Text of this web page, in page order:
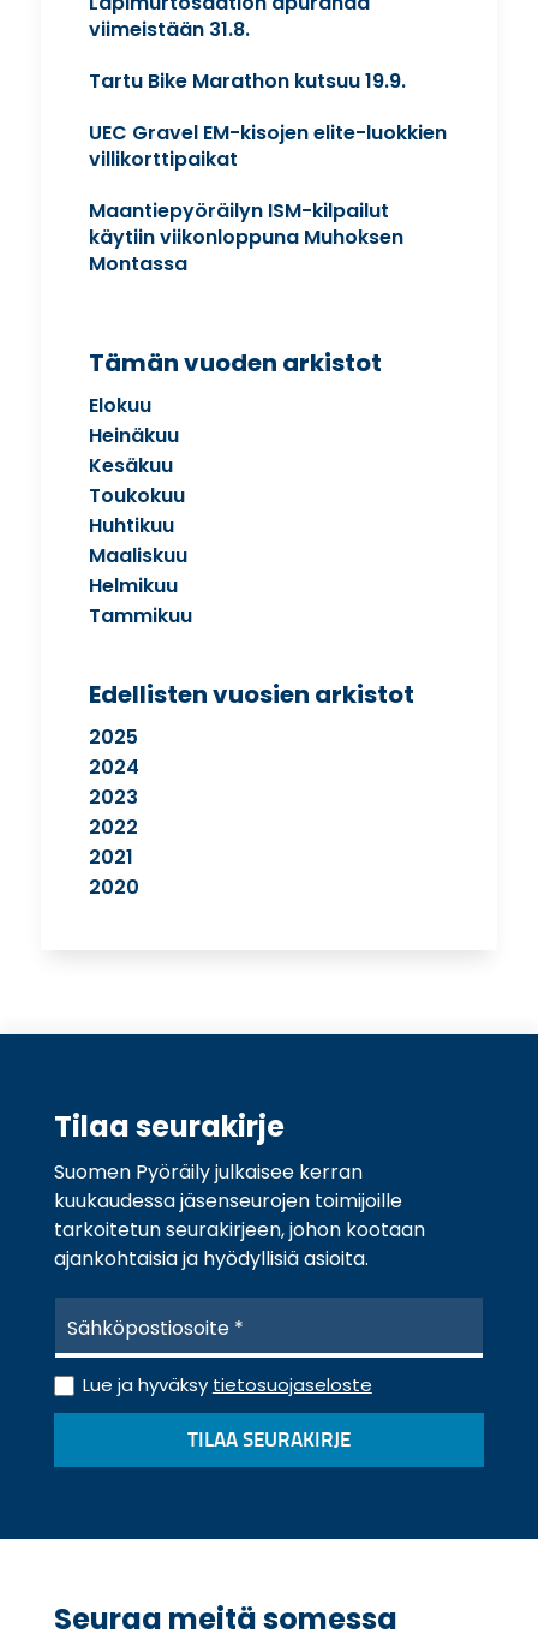
viimeistään 31.8.
Tartu Bike Marathon kutsuu 19.9.
UEC Gravel EM-kisojen elite-luokkien
villikorttipaikat
Maantiepyöräilyn ISM-kilpailut
käytiin viikonloppuna Muhoksen
Montassa
Tämän vuoden arkistot
Elokuu
Heinäkuu
Kesäkuu
Toukokuu
Huhtikuu
Maaliskuu
Helmikuu
Tammikuu
Edellisten vuosien arkistot
2025
2024
2023
2022
2021
2020
Tilaa seurakirje
Suomen Pyöräily julkaisee kerran
kuukaudessa jäsenseurojen toimijoille
tarkoitetun seurakirjeen, johon kootaan
ajankohtaisia ja hyödyllisiä asioita.
h
k
ö
s
*
T
i
o
o
s
Lue ja hyväksy tietosuojaseloste
TILAA SEURAKIRJE
Seuraa meitä somessa